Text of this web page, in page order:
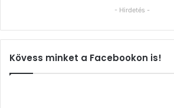
- Hirdetés -
Kövess minket a Facebookon is!